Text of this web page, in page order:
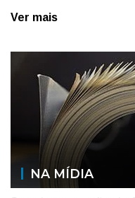
Ver mais
NA MÍDIA